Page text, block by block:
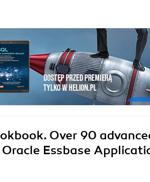
Over 90
Essbase